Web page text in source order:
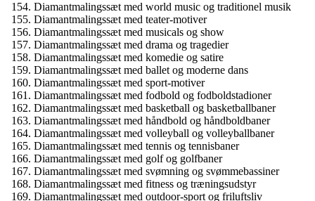
Diamantmalingssæt med world music og traditionel musik
Diamantmalingssæt med teater-motiver
Diamantmalingssæt med musicals og show
Diamantmalingssæt med drama og tragedier
Diamantmalingssæt med komedie og satire
Diamantmalingssæt med ballet og moderne dans
Diamantmalingssæt med sport-motiver
Diamantmalingssæt med fodbold og fodboldstadioner
Diamantmalingssæt med basketball og basketballbaner
Diamantmalingssæt med håndbold og håndboldbaner
Diamantmalingssæt med volleyball og volleyballbaner
Diamantmalingssæt med tennis og tennisbaner
Diamantmalingssæt med golf og golfbaner
Diamantmalingssæt med svømning og svømmebassiner
Diamantmalingssæt med fitness og træningsudstyr
Diamantmalingssæt med outdoor-sport og friluftsliv